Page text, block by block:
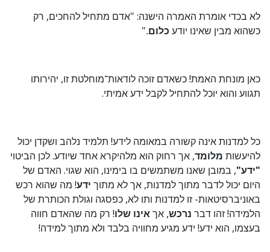
לא בכדי אומרת האמרה הישנה: "אדם מתחיל להחכים, רק
כשהוא מבין שאינו יודע כלום.
"
כאן מונחת האמת! כשאדם זוכה לודאות־מוחלטת זו, יהירותו
תגווע והוא יוכל להתחיל לקבל ידע אמיתי.
כל למדנות אינה קשורה במאומה לידע! תלמיד נלהב ושקדן יכול
להיעשות מלומד, אך רחוק הוא מלהיקרא אחד שיודע. לכן הביטוי
"ידע", במובן שאנו משתמשים בו בימינו, הוא שגוי. האדם של
היום יכול לדבר מתוך למדנות, אך לא מתוך ידע! מה שהוא רכש
באוניברסיטאות- זו למדנות ותו לא, כפסגה וגולת הכותרת של
הלמידה! זהו דבר נרכש, אךאינו שלו! רק מה שהאדם חווה
בעצמו, הוא ידע! ידע מגיע מחוויה בלבד ולא מתוך למידה!